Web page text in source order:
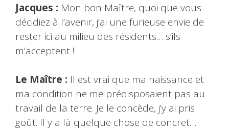
Jacques : Mon bon Maître, quoi que vous
décidiez à l’avenir, j’ai une furieuse envie de
rester ici au milieu des résidents… s’ils
m’acceptent !
Le Maître : Il est vrai que ma naissance et
ma condition ne me prédisposaient pas au
travail de la terre. Je le concède, j’y ai pris
goût. Il y a là quelque chose de concret…